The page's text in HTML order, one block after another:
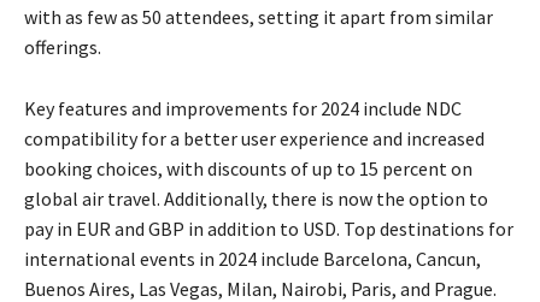
with as few as 50 attendees, setting it apart from similar
offerings.
Key features and improvements for 2024 include NDC
compatibility for a better user experience and increased
booking choices, with discounts of up to 15 percent on
global air travel. Additionally, there is now the option to
pay in EUR and GBP in addition to USD. Top destinations for
international events in 2024 include Barcelona, Cancun,
Buenos Aires, Las Vegas, Milan, Nairobi, Paris, and Prague.